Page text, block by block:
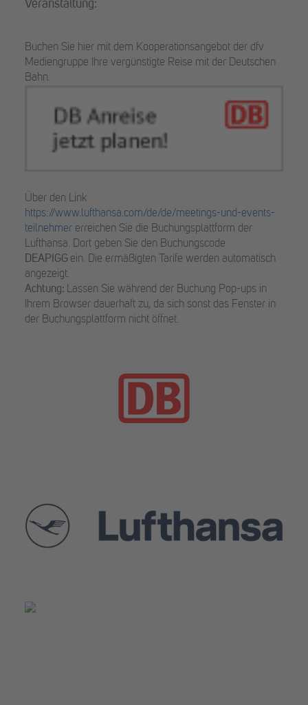
Veranstaltung:
Buchen Sie hier mit dem Kooperationsangebot der dfv
Mediengruppe Ihre vergünstigte Reise mit der Deutschen
Bahn.
Über den Link
https://www.lufthansa.com/de/de/meetings-und-events-
teilnehmer erreichen Sie die Buchungsplattform der
Lufthansa. Dort geben Sie den Buchungscode
DEAPIGG ein. Die ermäßigten Tarife werden automatisch
angezeigt.
Achtung: Lassen Sie während der Buchung Pop-ups in
Ihrem Browser dauerhaft zu, da sich sonst das Fenster in
der Buchungsplattform nicht öffnet.